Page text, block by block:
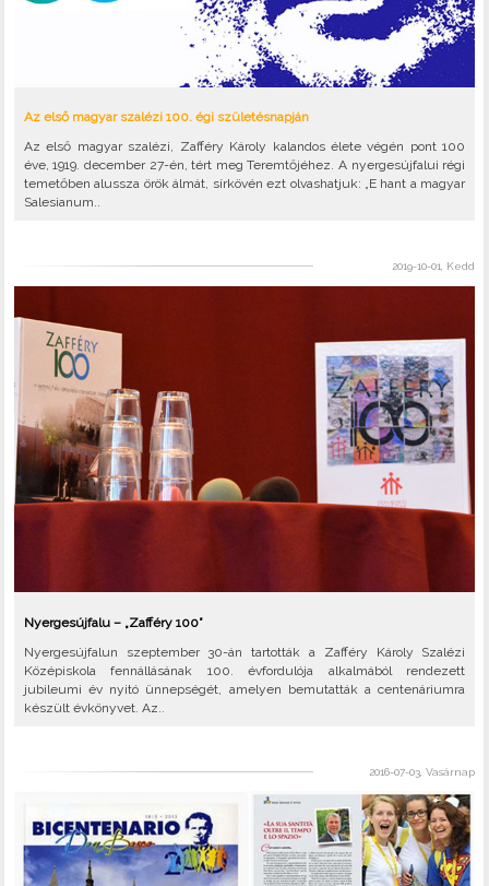
Az első magyar szalézi 100. égi születésnapján
Az első magyar szalézi, Zafféry Károly kalandos élete végén pont 100
éve, 1919. december 27-én, tért meg Teremtőjéhez. A nyergesújfalui régi
temetőben alussza örök álmát, sírkövén ezt olvashatjuk: „E hant a magyar
Salesianum..
2019-10-01, Kedd
Nyergesújfalu – „Zafféry 100”
Nyergesújfalun szeptember 30-án tartották a Zafféry Károly Szalézi
Középiskola fennállásának 100. évfordulója alkalmából rendezett
jubileumi év nyitó ünnepségét, amelyen bemutatták a centenáriumra
készült évkönyvet. Az..
2016-07-03, Vasárnap